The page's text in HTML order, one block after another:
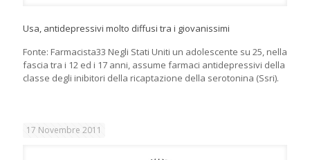
Usa, antidepressivi molto diffusi tra i giovanissimi
Fonte: Farmacista33 Negli Stati Uniti un adolescente su 25, nella
fascia tra i 12 ed i 17 anni, assume farmaci antidepressivi della
classe degli inibitori della ricaptazione della serotonina (Ssri).
17 Novembre 2011